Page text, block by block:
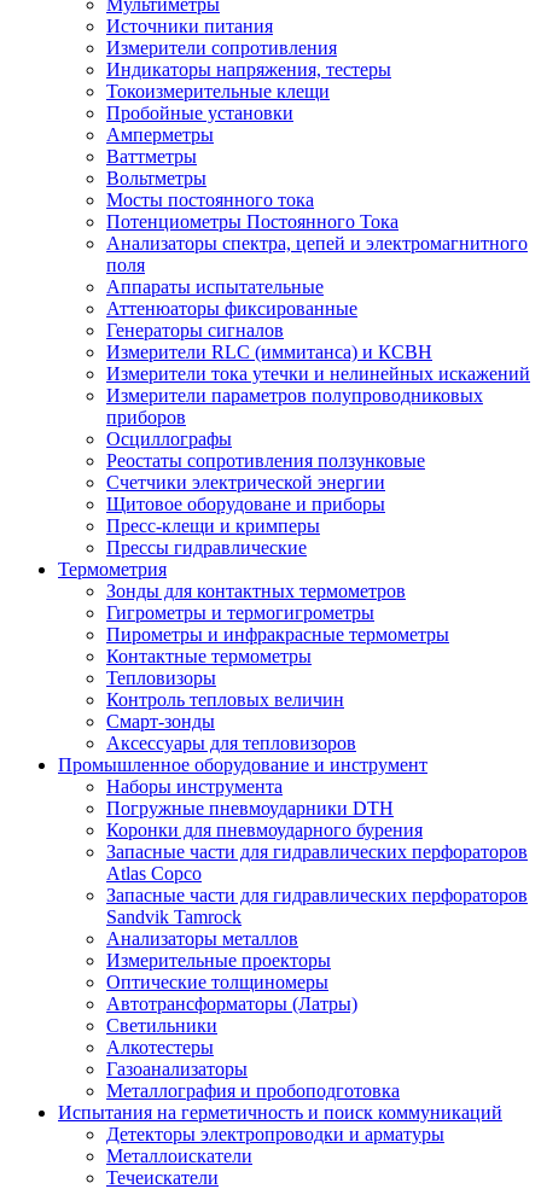
Мультиметры
Источники питания
Измерители сопротивления
Индикаторы напряжения, тестеры
Токоизмерительные клещи
Пробойные установки
Амперметры
Ваттметры
Вольтметры
Мосты постоянного тока
Потенциометры Постоянного Тока
Анализаторы спектра, цепей и электромагнитного
поля
Аппараты испытательные
Аттенюаторы фиксированные
Генераторы сигналов
Измерители RLC (иммитанса) и КСВН
Измерители тока утечки и нелинейных искажений
Измерители параметров полупроводниковых
приборов
Осциллографы
Реостаты сопротивления ползунковые
Счетчики электрической энергии
Щитовое оборудоване и приборы
Пресс-клещи и кримперы
Прессы гидравлические
Термометрия
Зонды для контактных термометров
Гигрометры и термогигрометры
Пирометры и инфракрасные термометры
Контактные термометры
Тепловизоры
Контроль тепловых величин
Смарт-зонды
Аксессуары для тепловизоров
Промышленное оборудование и инструмент
Наборы инструмента
Погружные пневмоударники DTH
Коронки для пневмоударного бурения
Запасные части для гидравлических перфораторов
Atlas Copco
Запасные части для гидравлических перфораторов
Sandvik Tamrock
Анализаторы металлов
Измерительные проекторы
Оптические толщиномеры
Автотрансформаторы (Латры)
Светильники
Алкотестеры
Газоанализаторы
Металлография и пробоподготовка
Испытания на герметичность и поиск коммуникаций
Детекторы электропроводки и арматуры
Металлоискатели
Течеискатели